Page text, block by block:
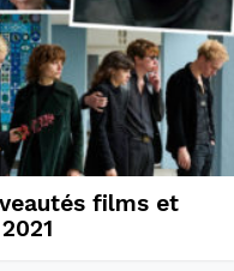
films et